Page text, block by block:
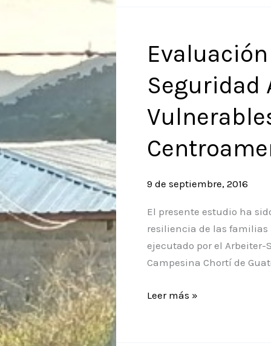
-
ADT-
«Cuenca
El
Motagua»
Seguridad
9 de septiembre, 2016
El presente estudio ha
resiliencia de las familias
ejecutado por el Arbeiter-
Campesina Chortí de
Evaluación
Leer más »